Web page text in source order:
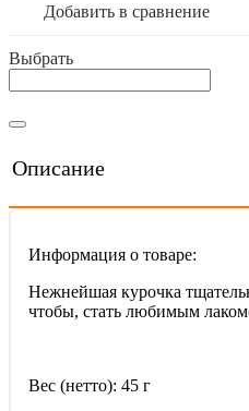
Добавить в сравнение
Выбрать
Описание
Информация о товаре:
Нежнейшая курочка
чтобы, стать любимым
Вес (нетто): 45 г